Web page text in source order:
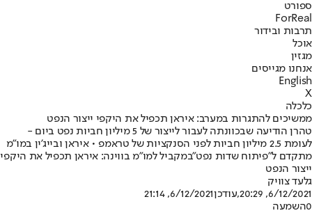
ספורט
ForReal
תרבות ובידור
אוכל
מגזין
אנחנו מגייסים
English
X
כלכלה
ממשיכים להתגרות במערב: איראן תכפיל את היקפי ייצור הנפט
טהרן הודיעה שבכוונתה לעבור לייצור של 5 מיליון חביות נפט ביום -
לעומת 2.5 מיליון חביות לפני הסנקציות של טראמפ • איראן ובייג'ין במו"מ
מתקדם ל"פיתוח שדות נפט"במקביל למו"מ בווינה: איראן תכפיל את היקפי
ייצור הנפט
גלעד צוויק
6/12/2021, 20:29
,עודכן6/12/2021, 21:14
0השמעה